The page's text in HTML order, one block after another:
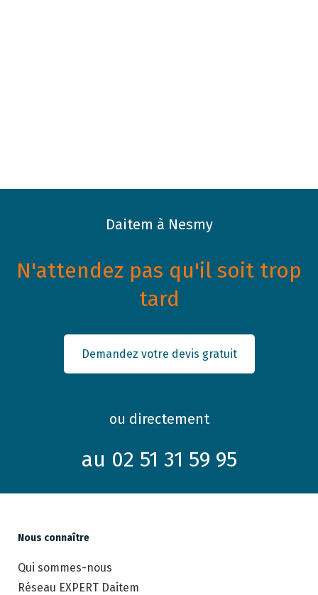
Daitem à Nesmy
N'attendez pas qu'il soit trop
tard
Demandez votre devis gratuit
ou directement
au 02 51 31 59 95
Nous connaître
Qui sommes-nous
Réseau EXPERT Daitem